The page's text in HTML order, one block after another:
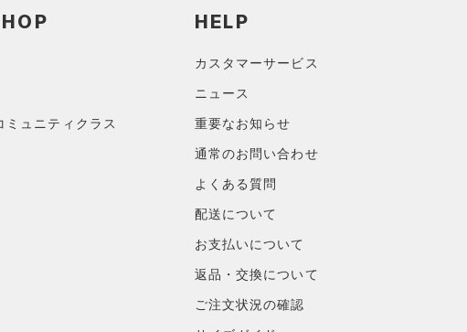
ミュニティクラス
HELP
カスタマーサービス
ニュース
重要なお知らせ
通常のお問い合わせ
よくある質問
配送について
お支払いについて
返品・交換について
ご注文状況の確認